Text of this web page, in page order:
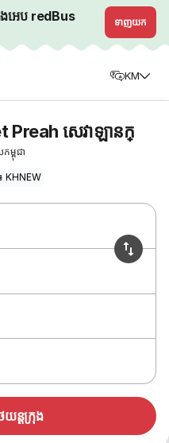
ងអេប redBus ទាញយក
KM
Preah សេវាឡានក្
ម្ពុជា
KHNEW
យន្តក្រុង